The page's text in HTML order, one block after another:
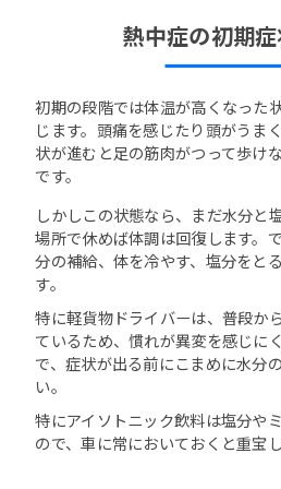
熱中症の初期
初期の段階では体温が高くなった
じます。頭痛を感じたり頭がうま
状が進むと足の筋肉がつって歩け
です。
しかしこの状態なら、まだ水分と
場所で休めば体調は回復します。
分の補給、体を冷やす、塩分をと
す。
特に軽貨物ドライバーは、普段か
ているため、慣れが異変を感じに
で、症状が出る前にこまめに水分
い。
特にアイソトニック飲料は塩分や
ので、車に常においておくと重宝し